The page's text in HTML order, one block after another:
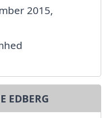
2015,
EDBERG